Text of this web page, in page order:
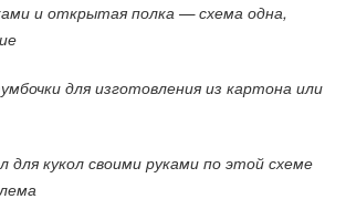
и открытая полка — схема одна,
для изготовления из картона или
для кукол своими руками по этой схеме